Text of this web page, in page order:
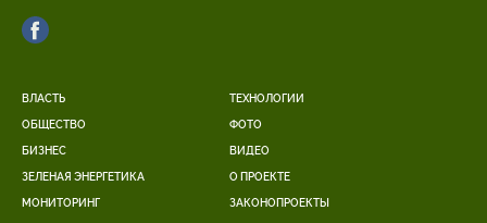
ВЛАСТЬ
ОБЩЕСТВО
БИЗНЕС
ЗЕЛЕНАЯ ЭНЕРГЕТИКА
МОНИТОРИНГ
ТЕХНОЛОГИИ
ФОТО
ВИДЕО
О ПРОЕКТЕ
ЗАКОНОПРОЕКТЫ